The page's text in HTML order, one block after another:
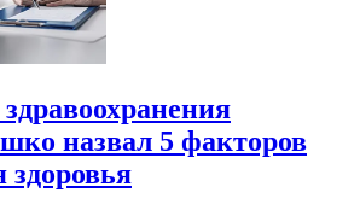
назвал 5 факторов
здоровья